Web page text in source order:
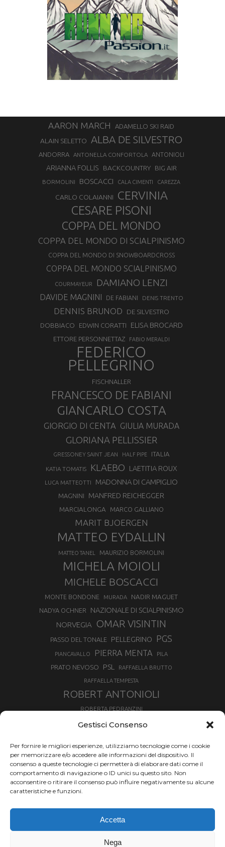
Gestisci Consenso
Per fornire le migliori esperienze, utilizziamo tecnologie come i cookie
per memorizzare e/o accedere alle informazioni del dispositivo. Il
consenso a queste tecnologie ci permetterà di elaborare dati come il
comportamento di navigazione o ID unici su questo sito. Non
acconsentire o ritirare il consenso può influire negativamente su alcune
caratteristiche e funzioni.
Accetta
Nega
AARON MARCH ADAMELLO SKI RAID
ALAIN SELETTO ALBA DE SILVESTRO
ANDORRA ANTONELLA CONFORTOLA ANTONIOLI
ARIANNA FOLLIS BACKCOUNTRY BIG AIR
BORMOLINI BOSCACCI CALA CIMENTI CAREZZA
CARLO COLAIANNI CERVINIA
CESARE PISONI
COPPA DEL MONDO
COPPA DEL MONDO DI SCIALPINISMO
COPPA DEL MONDO DI SNOWBOARDCROSS
COPPA DEL MONDO SCIALPINISMO
COURMAYEUR DAMIANO LENZI
DAVIDE MAGNINI DE FABIANI DENIS TRENTO
DENNIS BRUNOD DE SILVESTRO
DOBBIACO EDWIN CORATTI ELISA BROCARD
ETTORE PERSONNETTAZ FABIO MERALDI
FEDERICO
PELLEGRINO
FISCHNALLER
FRANCESCO DE FABIANI
GIANCARLO COSTA
GIORGIO DI CENTA GIULIA MURADA
GLORIANA PELLISSIER
GRESSONEY SAINT JEAN HALF PIPE ITALIA
KATIA TOMATIS KLAEBO LAETITIA ROUX
LUCA MATTEOTTI MADONNA DI CAMPIGLIO
MAGNINI MANFRED REICHEGGER
MARCIALONGA MARCO GALLIANO
MARIT BJOERGEN
MATTEO EYDALLIN
MATTEO TANEL MAURIZIO BORMOLINI
MICHELA MOIOLI
MICHELE BOSCACCI
MONTE BONDONE MURADA NADIR MAGUET
NADYA OCHNER
NAZIONALE DI SCIALPINISMO
NORVEGIA
OMAR VISINTIN
PASSO DEL TONALE PELLEGRINO PGS
PIANCAVALLO PIERRA MENTA PILA
PRATO NEVOSO PSL RAFFAELLA BRUTTO
RAFFAELLA TEMPESTA
ROBERT ANTONIOLI
ROBERTA PEDRANZINI
ROLAND FISCHNALLER
SIMONE DEROMEDIS SKIALPDEIPARCHI SKICROSS
SLOPESTYLE SNOWBOARD
SNOWBOARDCROSS SPRINT
THERESE JOHAUG
TRANSCAVALLO TROFEO MEZZALAMA
VAL DI FIEMME